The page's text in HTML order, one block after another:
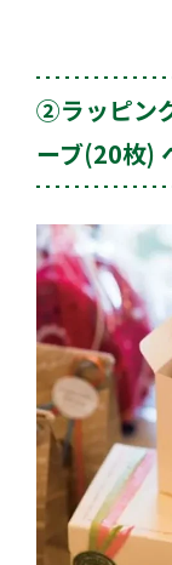
②ラッピン
ーブ(20枚)